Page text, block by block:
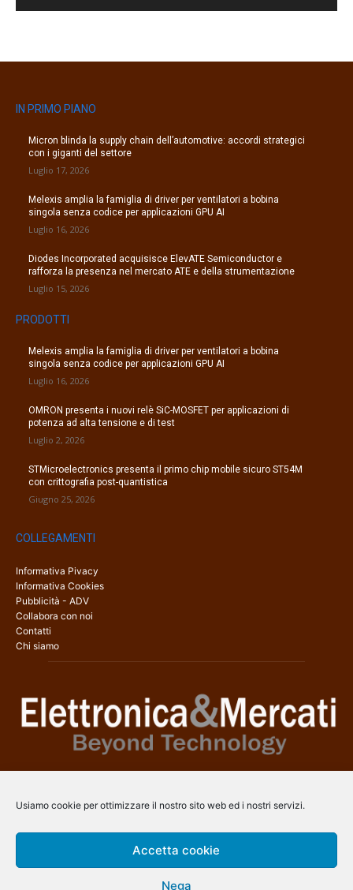
Usiamo cookie per ottimizzare il nostro sito web ed i nostri servizi.
Accetta cookie
Nega
IN PRIMO PIANO
Micron blinda la supply chain dell’automotive: accordi strategici
con i giganti del settore
Luglio 17, 2026
Melexis amplia la famiglia di driver per ventilatori a bobina
singola senza codice per applicazioni GPU AI
Luglio 16, 2026
Diodes Incorporated acquisisce ElevATE Semiconductor e
rafforza la presenza nel mercato ATE e della strumentazione
Luglio 15, 2026
PRODOTTI
Melexis amplia la famiglia di driver per ventilatori a bobina
singola senza codice per applicazioni GPU AI
Luglio 16, 2026
OMRON presenta i nuovi relè SiC-MOSFET per applicazioni di
potenza ad alta tensione e di test
Luglio 2, 2026
STMicroelectronics presenta il primo chip mobile sicuro ST54M
con crittografia post-quantistica
Giugno 25, 2026
COLLEGAMENTI
Informativa Pivacy
Informativa Cookies
Pubblicità - ADV
Collabora con noi
Contatti
Chi siamo
una copertura a 360° che coinvolge tecnologie, prodotti, mercati e
info@arscommunication.it